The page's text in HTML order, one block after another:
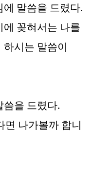
말씀을 드렸다.
꽂혀서는 나를
시는 말씀이
씀을 드렸다.
면 나가볼까 합니